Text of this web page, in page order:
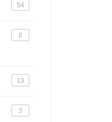
54
8
13
3